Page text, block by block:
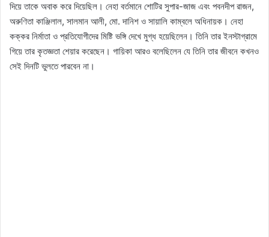
দিয়ে তাকে অবাক করে দিয়েছিল। নেহা বর্তমানে শোটির সুপার-জাজ এবং পবনদীপ রাজন,
অরুণিতা কাঞ্জিলাল, সালমান আলী, মো. দানিশ ও সায়ালি কাম্বলে অধিনায়ক। নেহা
কক্কর নির্মাতা ও প্রতিযোগীদের মিষ্টি ভঙ্গি দেখে মুগ্ধ হয়েছিলেন। তিনি তার ইনস্টাগ্রামে
গিয়ে তার কৃতজ্ঞতা শেয়ার করেছেন। গায়িকা আরও বলেছিলেন যে তিনি তার জীবনে কখনও
সেই দিনটি ভুলতে পারবেন না।